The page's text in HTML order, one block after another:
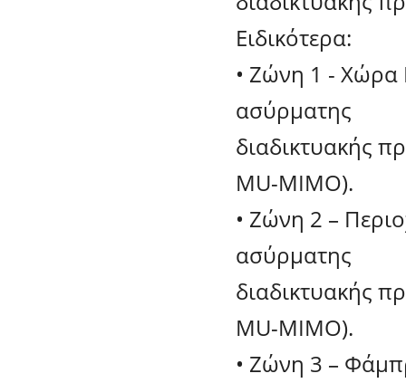
Ειδικότερα:
• Ζώνη 1 - Χώρα
ασύρματης
διαδικτυακής
MU-MIMO).
• Ζώνη 2 –
ασύρματης
διαδικτυακής
MU-MIMO).
• Ζώνη 3 –